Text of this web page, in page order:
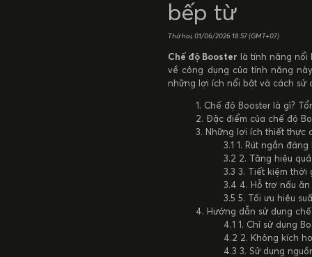
bếp từ
Thứ hai, 01/06/2026 18:57 (GMT+07)
Chế độ Booster là tính năng nổi
về công dụng của tính năng
những lợi ích nổi bật và cách sử
Chế độ Booster là gì?
Đặc điểm của chế độ
Những lợi ích thiết thực
1. Rút ngắn
2. Tăng hiệu
3. Tiết kiệm thời
4. Hỗ trợ nấu
5. Tối ưu hiệu
Hướng dẫn sử dụng
1. Chỉ sử dụng
2. Không kích
3. Sử dụng